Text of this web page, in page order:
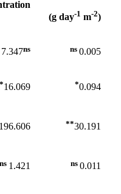
(g day
-1 m-2
)
0.005
7.347ns
0.094
*
16.069
*
30.191
**
0.011
1.421